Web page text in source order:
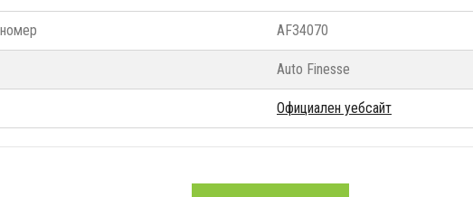
AF34070
Auto Finesse
Официален уебсайт